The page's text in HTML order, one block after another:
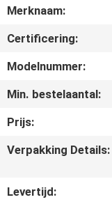
OVER
ONS
CONTACT
Merknaam:
Certificering:
Modelnummer:
Min. bestelaantal:
Prijs:
Verpakking Details:
Levertijd: